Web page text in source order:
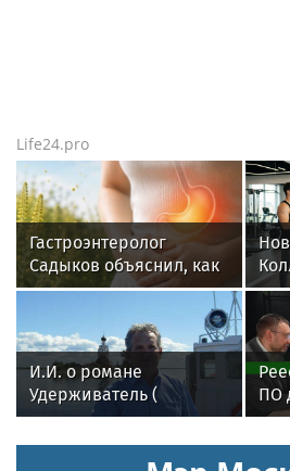
Life24.pro
Гастроэнтеролог
Садыков объяснил, как
амброзия может влиять
И.И. о романе
Удерживатель (
Удерживающий сейчас
писателя и поэта
ПО